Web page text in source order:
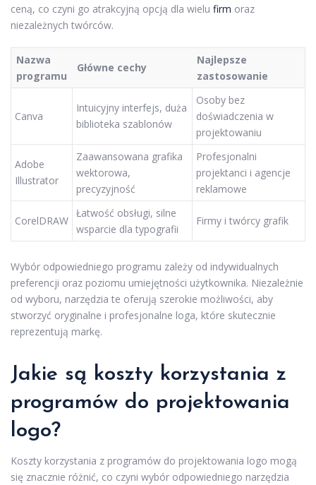
ceną, co czyni go atrakcyjną opcją dla wielu firm oraz
niezależnych twórców.
Nazwa
programu
Główne cechy
Najlepsze
zastosowanie
Canva
Intuicyjny interfejs, duża
biblioteka szablonów
Osoby bez
doświadczenia w
projektowaniu
Adobe
Illustrator
Zaawansowana grafika
wektorowa,
precyzyjność
Profesjonalni
projektanci i agencje
reklamowe
CorelDRAW
Łatwość obsługi, silne
wsparcie dla typografii
Firmy i twórcy grafik
Wybór odpowiedniego programu zależy od indywidualnych
preferencji oraz poziomu umiejętności użytkownika. Niezależnie
od wyboru, narzędzia te oferują szerokie możliwości, aby
stworzyć oryginalne i profesjonalne loga, które skutecznie
reprezentują markę.
Jakie są koszty korzystania z
programów do projektowania
logo?
Koszty korzystania z programów do projektowania logo mogą
się znacznie różnić, co czyni wybór odpowiedniego narzędzia